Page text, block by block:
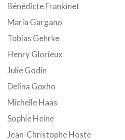
Bénédicte Frankinet
Maria Gargano
Tobias Gehrke
Henry Glorieux
Julie Godin
Delina Goxho
Michelle Haas
Sophie Heine
Jean-Christophe Hoste